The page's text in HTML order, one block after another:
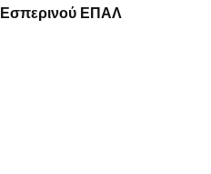
Εσπερινού ΕΠΑΛ